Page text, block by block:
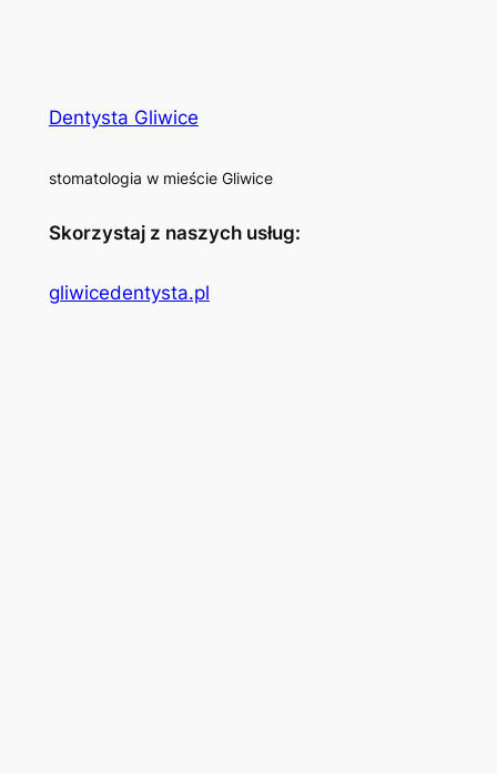
Dentysta Gliwice
stomatologia w mieście Gliwice
Skorzystaj z naszych usług:
gliwicedentysta.pl